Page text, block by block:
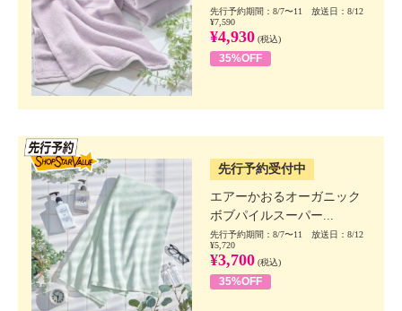
先行予約期間：8/7〜11 放送日：8/12
¥7,590
¥4,930 (税込)
35%OFF
先行予約受付中
エアーかおるオーガニック
ボブパイルスーパー...
先行予約期間：8/7〜11 放送日：8/12
¥5,720
¥3,700 (税込)
35%OFF